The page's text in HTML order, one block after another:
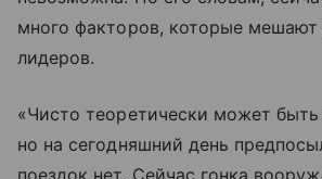
много факторов, которые мешают
лидеров.
«Чисто теоретически может быть
но на сегодняшний день
поездок нет. Сейчас гонка